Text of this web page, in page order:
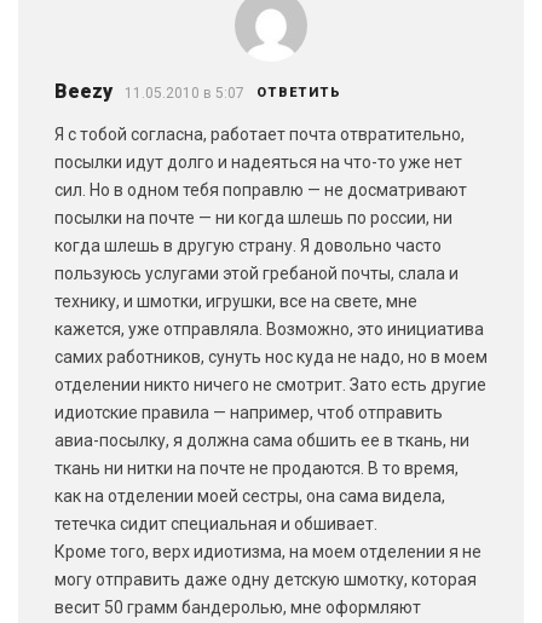
Beezy 11.05.2010 в 5:07 ОТВЕТИТЬ
Я с тобой согласна, работает почта отвратительно,
посылки идут долго и надеяться на что-то уже нет
сил. Но в одном тебя поправлю — не досматривают
посылки на почте — ни когда шлешь по россии, ни
когда шлешь в другую страну. Я довольно часто
пользуюсь услугами этой гребаной почты, слала и
технику, и шмотки, игрушки, все на свете, мне
кажется, уже отправляла. Возможно, это инициатива
самих работников, сунуть нос куда не надо, но в моем
отделении никто ничего не смотрит. Зато есть другие
идиотские правила — например, чтоб отправить
авиа-посылку, я должна сама обшить ее в ткань, ни
ткань ни нитки на почте не продаются. В то время,
как на отделении моей сестры, она сама видела,
тетечка сидит специальная и обшивает.
Кроме того, верх идиотизма, на моем отделении я не
могу отправить даже одну детскую шмотку, которая
весит 50 грамм бандеролью, мне оформляют